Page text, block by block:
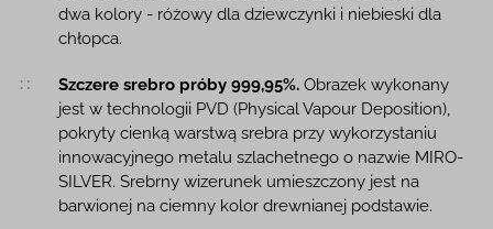
dwa kolory - różowy dla dziewczynki i niebieski dla
chłopca.
Szczere srebro próby 999,95%.Obrazek wykonany
jest w technologii PVD (Physical Vapour Deposition),
pokryty cienką warstwą srebra przy wykorzystaniu
innowacyjnego metalu szlachetnego o nazwie MIRO-
SILVER. Srebrny wizerunek umieszczony jest na
barwionej na ciemny kolor drewnianej podstawie.